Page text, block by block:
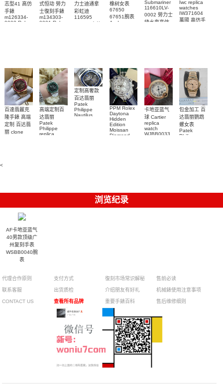
志型41 高仿
手錶
m126334-
0002 Rolex
式恒动 勞力
士復刻手錶
m134303-
0001 Rolex
力士迪通拿
彩虹迪
116595
橡树女表
67650
67651腕表
Audemars
Submariner
116610LV-
0002 勞力士
綠水鬼高仿
Iwc replica
watches
IW371604
萬國 高仿手
百達翡麗克
隆手錶 高端
定制 百达翡
丽 clone
高端定制百
达翡丽
Patek
Philippe
replica
定制高奢款
百达翡丽
Patek
Philippe
Nautilus
PPM Rolex
Daytona
Hidden
Edition
Moissan
Diamond
卡地亚蓝气
球 Cartier
replica
watch
WJBB0033
包金加工 百
达翡丽鹦鹉
螺女表
Patek
Philippe
<
浏览纪录
AF卡地亚蓝气
40男款顶级广
州复刻手表
WSBB0040腕
表
代理合作原则
联系客服
CONTACT US
支付方式
出货质检
查看所有品牌
復刻市场常识解秘
介绍朋友有好礼
重要手錶百科
售前必读
机械錶使用注意事项
售后维修细则